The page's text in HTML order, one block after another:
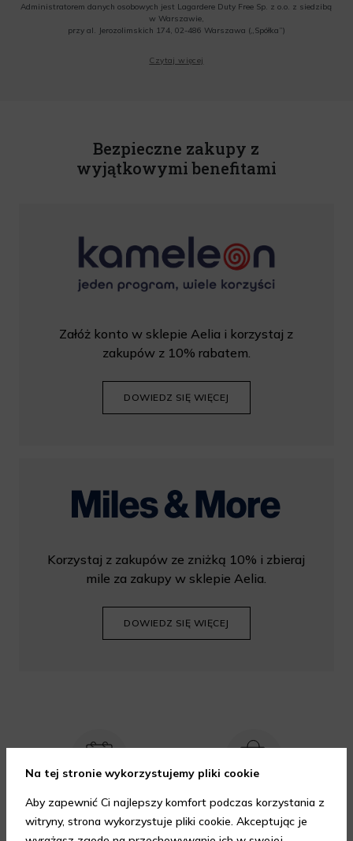
Administratorem danych osobowych jest Lagardere Duty Free Sp. z o.o. z siedzibą
w Warszawie,
przy al. Jerozolimskich 174, 02-486 Warszawa („Spółka”)
o.o. informacji handlowych, w tym newslettera, informacji o promocjach i
Czytaj więcej
Bezpieczne zakupy z
wyjątkowymi benefitami
Załóż konto w sklepie Aelia i korzystaj z
zakupów z 10% rabatem.
DOWIEDZ SIĘ WIĘCEJ
Korzystaj z zakupów ze zniżką 10% i zbieraj
mile za zakupy w sklepie Aelia.
DOWIEDZ SIĘ WIĘCEJ
Dostawa nawet na
drugi dzień
Gratis 2 próbki do
zamówienia
Na tej stronie wykorzystujemy pliki cookie
Aby zapewnić Ci najlepszy komfort podczas korzystania z
witryny, strona wykorzystuje pliki cookie. Akceptując je